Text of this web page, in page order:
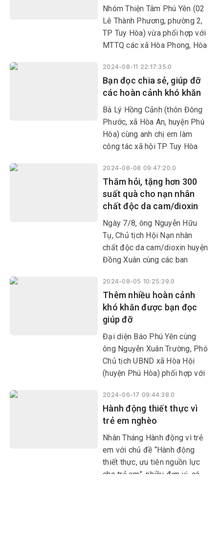
TP Tuy Hòa.
Nhóm Thiện Tâm Phú Yên (02
Lê Thành Phương, phường 2,
TP Tuy Hòa) vừa phối hợp với
MTTQ các xã Hòa Phong, Hòa
Tây Hòa) tổ chức trao 170
suất quà cho người già neo
đơn, trẻ mồ côi, hộ nghèo.
2024-08-11 22:17:35.0
Bạn đọc chia sẻ, giúp đỡ
các hoàn cảnh khó khăn
Bà Lý Hồng Cảnh (thôn Đông
Phước, xã Hòa An, huyện Phú
Hòa) cùng anh chị em làm
công tác xã hội TP Tuy Hòa
cảnh đặc biệt khó khăn, bệnh
tật hiểm nghèo ở các huyện
Phú Hòa, Tây Hòa, TX Đông
Hòa và TP Tuy Hòa.
2024-08-08 09:47:20.0
Thăm hỏi, tặng hơn 300
suất quà cho nạn nhân
chất độc da cam/dioxin
Ngày 7/8, ông Nguyễn Hữu
Tụ, Chủ tịch Hội Nạn nhân
chất độc da cam/dioxin huyện
Đồng Xuân cùng các ban
thăm hỏi, động viên và trao
109 suất tiền mặt
2024-08-05 10:25:39.0
Thêm nhiều hoàn cảnh
khó khăn được bạn đọc
giúp đỡ
Đại diện Báo Phú Yên cùng
ông Nguyễn Xuân Trường, Phó
Chủ tịch UBND xã Hòa Hội
(huyện Phú Hòa) phối hợp với
Duyên (huyện Phú Hòa) vừa tổ
chức trao 5 chiếc xe đạp cho
5 học sinh nghèo vượt khó
học chăm
2024-06-17 09:44:38.0
Hành động thiết thực vì
trẻ em nghèo
Nhân Tháng Hành động vì trẻ
em với chủ đề “Hành động
thiết thực, ưu tiên nguồn lực
cho trẻ em”, nhiều đơn vị, cá